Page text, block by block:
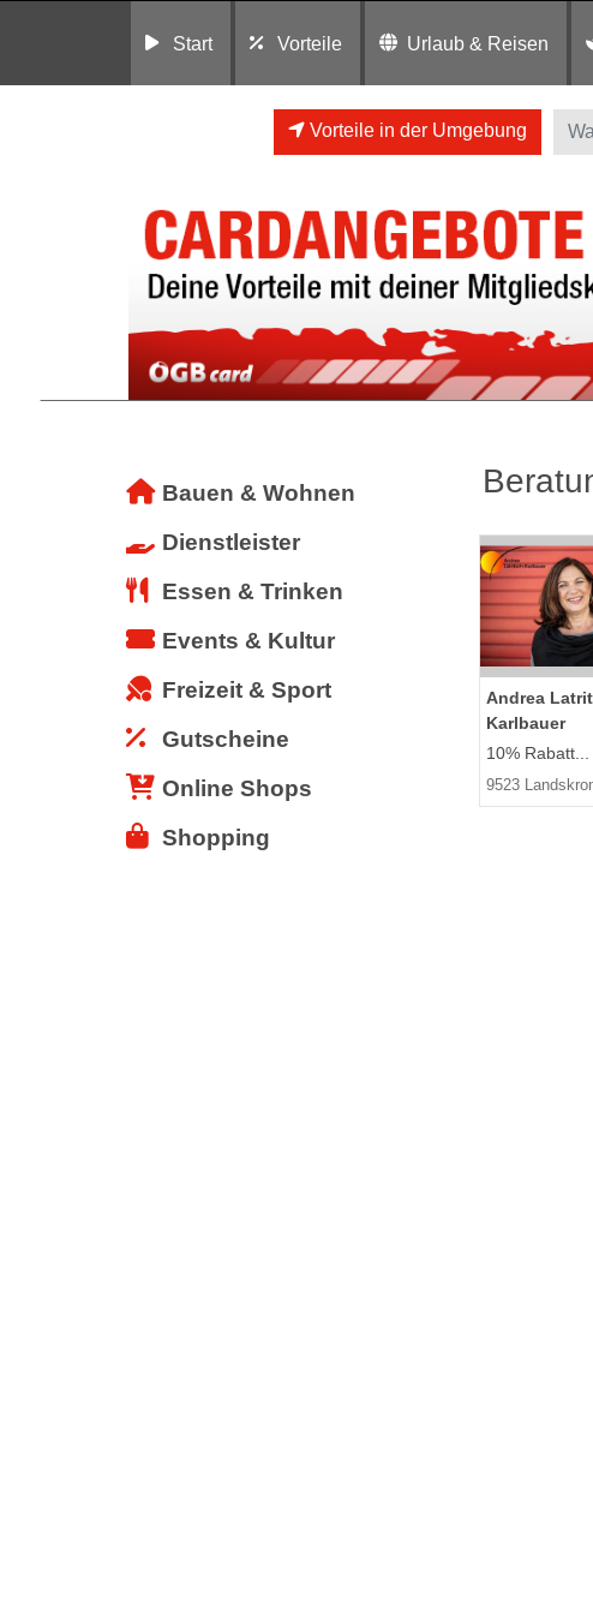
Start Vorteile Urlaub & Reisen
Vorteile in der Umgebung
Bauen & Wohnen
Dienstleister
Essen & Trinken
Events & Kultur
Freizeit & Sport
Gutscheine
Online Shops
Shopping
Andrea
Karlbauer
10% Rabatt...
9523